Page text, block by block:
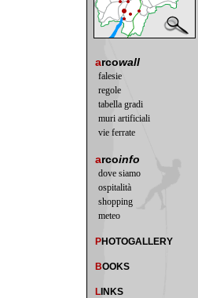
arcowall
falesie
regole
tabella gradi
muri artificiali
vie ferrate
arcoinfo
dove siamo
ospitalità
shopping
meteo
PHOTOGALLERY
BOOKS
L INKS